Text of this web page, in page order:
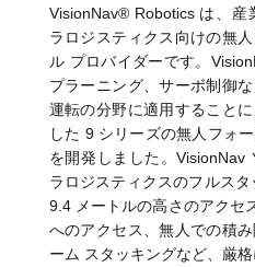
VisionNav® Robotics は、産
ラロジスティクス向けの無
ル プロバイダーです。
プラーニング、サーボ制御
運転の分野に適用すること
した 9 シリーズの無人フォ
を開発しました。VisionNav
ラロジスティクスのフルスタ
9.4 メートルの高さのアクセ
へのアクセス、無人での積
ーム スタッキングなど、厳